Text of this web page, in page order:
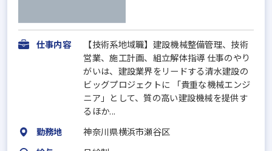
仕事内容
【技術系地域職】建設機械整備管理、技術
営業、施工計画、組立解体指導 仕事のやり
がいは、建設業界をリードする清水建設の
ビッグプロジェクトに 「貴重な機械エンジ
ニア」として、質の高い建設機械を提供す
るほか...
勤務地
神奈川県横浜市瀬谷区